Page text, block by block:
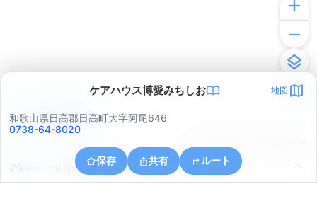
ケアハウス博愛みちしお 地図
和歌山県日高郡日高町大字阿尾646
0738-64-8020
保存 共有 ルート
住所の取得に失敗しました
アプリで見る